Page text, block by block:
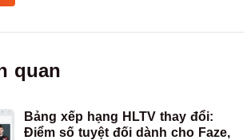
quan
Bảng xếp hạng HLTV thay đổi:
Điểm số tuyệt đối dành cho Faze,